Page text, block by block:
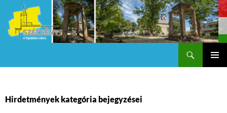
Hirdetmények kategória bejegyzései